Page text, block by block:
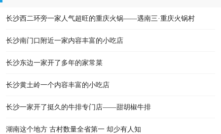
长沙西二环旁一家人气超旺的重庆火锅——遇南三·重庆火锅村
长沙南门口附近一家内容丰富的小吃店
长沙东边一家开了多年的家常菜
长沙黄土岭一个内容丰富的小吃店
长沙一家开了挺久的牛排专门店——甜胡椒牛排
湖南这个地方 古村数量全省第一 却少有人知